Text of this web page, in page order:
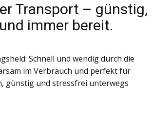
Transport – günstig,
immer bereit.
Schnell und wendig durch die
im Verbrauch und perfekt für
günstig und stressfrei unterwegs